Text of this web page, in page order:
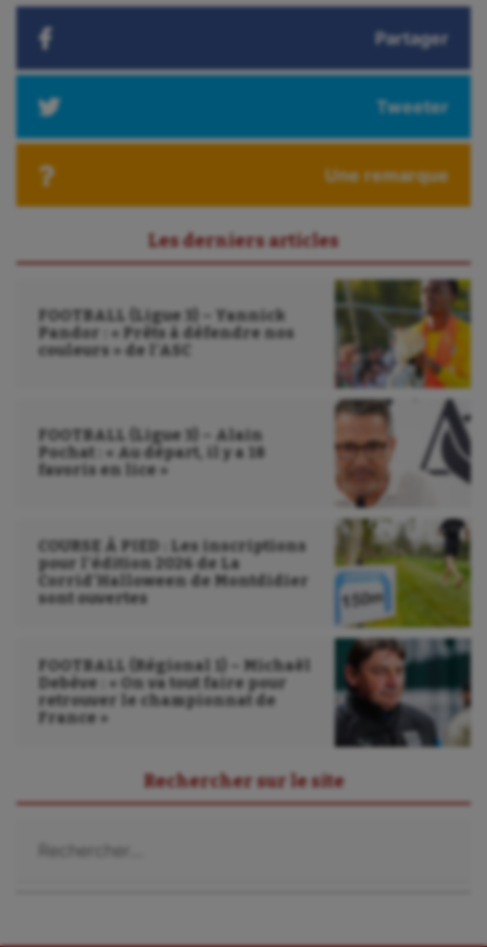
Partager
Tweeter
Une remarque
Les derniers articles
FOOTBALL (Ligue 3) – Yannick
Pandor : « Prêts à défendre nos
couleurs » de l’ASC
FOOTBALL (Ligue 3) – Alain
Pochat : « Au départ, il y a 18
favoris en lice »
COURSE À PIED : Les inscriptions
pour l’édition 2026 de La
Corrid’Halloween de Montdidier
sont ouvertes
FOOTBALL (Régional 1) – Michaël
Debève : « On va tout faire pour
retrouver le championnat de
France »
Rechercher sur le site